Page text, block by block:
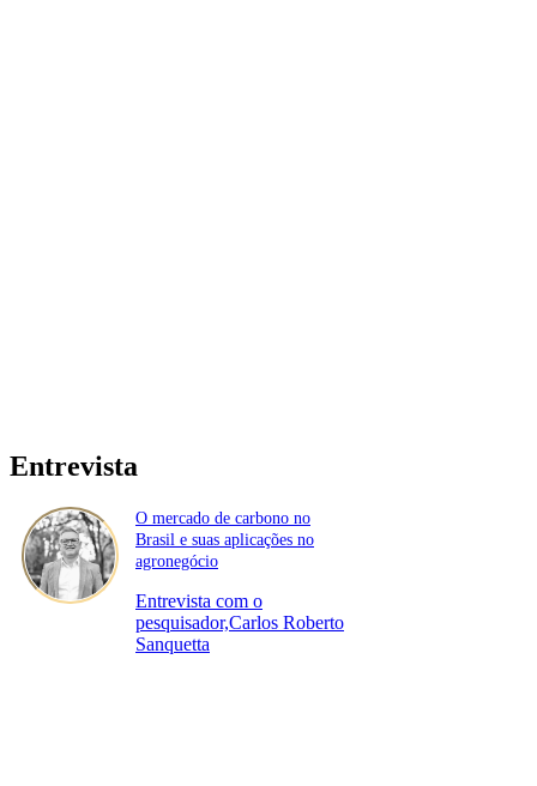
Entrevista
O mercado de carbono no
Brasil e suas aplicações no
agronegócio
Entrevista com o
pesquisador,Carlos Roberto
Sanquetta